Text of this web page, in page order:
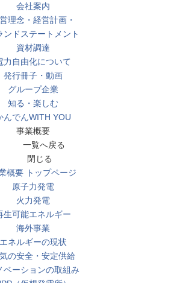
会社案内
理念・経営計画・
ンドステートメント
資材調達
力自由化について
発行冊子・動画
グループ企業
知る・楽しむ
んでんWITH YOU
事業概要
一覧へ戻る
閉じる
概要 トップページ
原子力発電
火力発電
生可能エネルギー
海外事業
エネルギーの現状
の安全・安定供給
ベーションの取組み